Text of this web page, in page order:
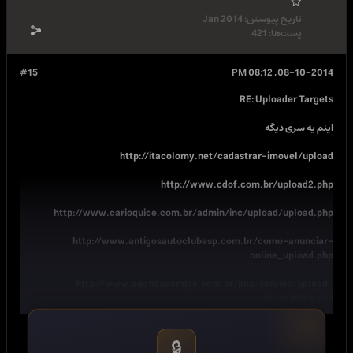
http://itacolomy.net/
http://
http://www.carioquice.com.br/admin/
http://
http://estatistica.br/caem/mostra2013/